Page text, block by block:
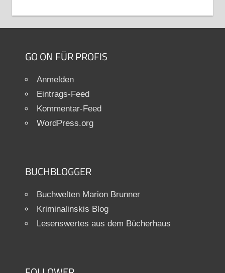
GO ON FÜR PROFIS
Anmelden
Eintrags-Feed
Kommentar-Feed
WordPress.org
BUCHBLOGGER
Buchwelten Marion Brunner
Kriminalinskis Blog
Lesenswertes aus dem Bücherhaus